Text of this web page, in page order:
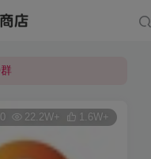
严格的安全检测
0 22.2W+ 1.6W+